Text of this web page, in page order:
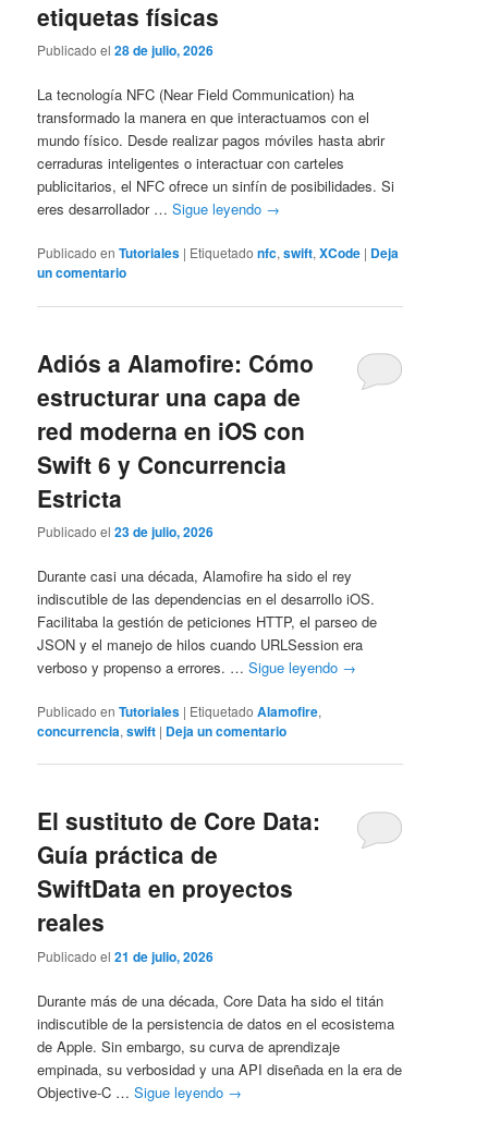
etiquetas físicas
Publicado el28 de julio, 2026
La tecnología NFC (Near Field Communication) ha
transformado la manera en que interactuamos con el
mundo físico. Desde realizar pagos móviles hasta abrir
cerraduras inteligentes o interactuar con carteles
publicitarios, el NFC ofrece un sinfín de posibilidades. Si
eres desarrollador …Sigue leyendo →
Publicado en Tutoriales | Etiquetado nfc,swift,XCode | Deja
un comentario
Adiós a Alamofire: Cómo
estructurar una capa de
red moderna en iOS con
Swift 6 y Concurrencia
Estricta
Publicado el23 de julio, 2026
Durante casi una década, Alamofire ha sido el rey
indiscutible de las dependencias en el desarrollo iOS.
Facilitaba la gestión de peticiones HTTP, el parseo de
JSON y el manejo de hilos cuando URLSession era
verboso y propenso a errores. …Sigue leyendo →
Publicado en Tutoriales | Etiquetado Alamofire,
concurrencia,swift | Deja un comentario
El sustituto de Core Data:
Guía práctica de
SwiftData en proyectos
reales
Publicado el21 de julio, 2026
Durante más de una década, Core Data ha sido el titán
indiscutible de la persistencia de datos en el ecosistema
de Apple. Sin embargo, su curva de aprendizaje
empinada, su verbosidad y una API diseñada en la era de
Objective-C …Sigue leyendo →